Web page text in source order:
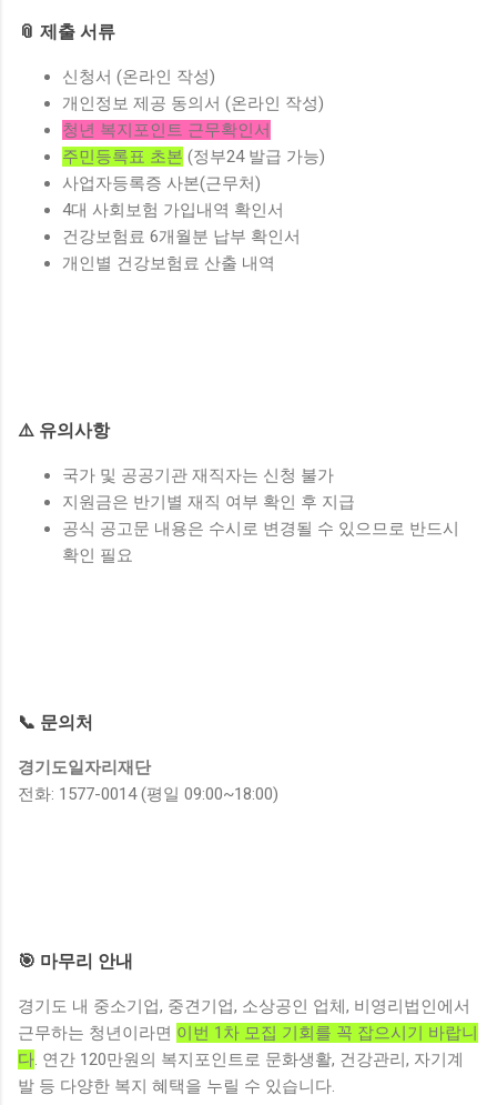
📎 제출 서류
신청서 (온라인 작성)
개인정보 제공 동의서 (온라인 작성)
청년 복지포인트 근무확인서
주민등록표 초본 (정부24 발급 가능)
사업자등록증 사본(근무처)
4대 사회보험 가입내역 확인서
건강보험료 6개월분 납부 확인서
개인별 건강보험료 산출 내역
⚠️ 유의사항
국가 및 공공기관 재직자는 신청 불가
지원금은 반기별 재직 여부 확인 후 지급
공식 공고문 내용은 수시로 변경될 수 있으므로 반드시
확인 필요
📞 문의처
경기도일자리재단
전화: 1577-0014 (평일 09:00~18:00)
🎯 마무리 안내
경기도 내 중소기업, 중견기업, 소상공인 업체, 비영리법인에서
근무하는 청년이라면 이번 1차 모집 기회를 꼭 잡으시기 바랍니
다. 연간 120만원의 복지포인트로 문화생활, 건강관리, 자기계
발 등 다양한 복지 혜택을 누릴 수 있습니다.